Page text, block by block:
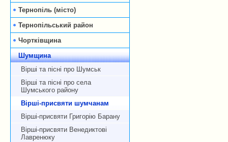
Тернопіль (місто)
Тернопільський район
Чортківщина
Шумщина
Вірші та пісні про Шумськ
Вірші та пісні про села
Шумського району
Вірші-присвяти шумчанам
Вірші-присвяти Григорію Барану
Вірші-присвяти Венедиктові
Лавренюку